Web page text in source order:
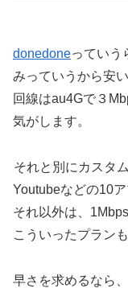
donedoneっていう
みっていうから安い
回線はau4Gで３
気がします。
それと別にカスタ
Youtubeなどの10
それ以外は、
こういったプラン
早さを求めるなら